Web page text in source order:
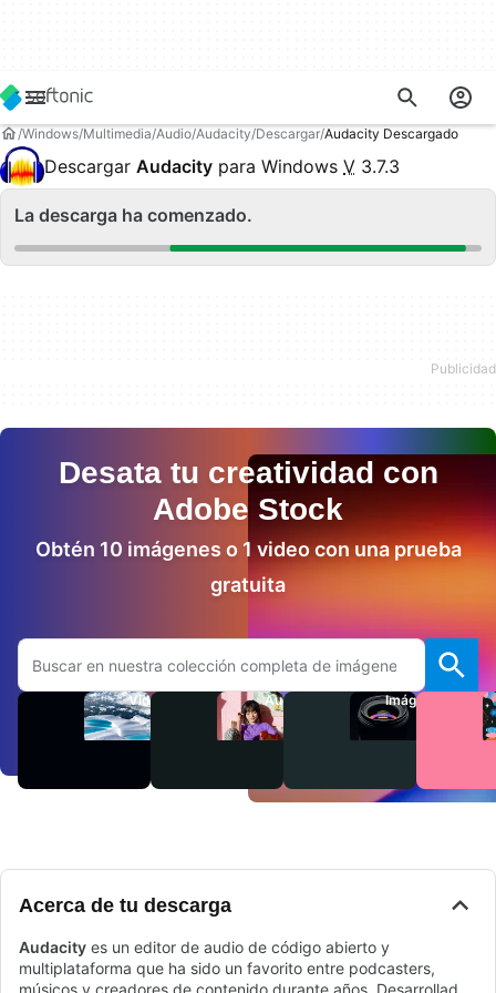
Windows Multimedia Audio Audacity Descargar Audacity Descargado
Descargar Audacity para Windows V 3.7.3
La descarga ha comenzado.
Desata tu creatividad con
Adobe Stock
Obtén 10 imágenes o 1 video con una prueba
gratuita
Buscar en el sitio web de Adobe.com
Videos Audio Imágenes
Acerca de tu descarga
Audacity es un editor de audio de código abierto y
multiplataforma que ha sido un favorito entre podcasters,
músicos y creadores de contenido durante años. Desarrollado